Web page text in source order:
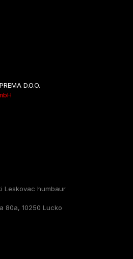
D.O.O.
Leskovac humbaur
80a, 10250 Lucko